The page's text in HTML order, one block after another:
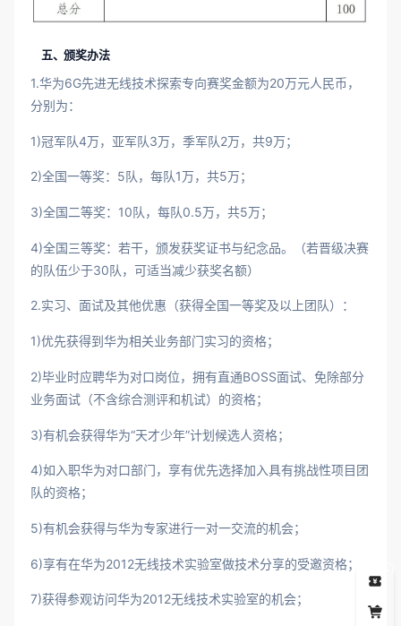
五、颁奖办法
1.华为6G先进无线技术探索专向赛奖金额为20万元人民币，
分别为：
1)冠军队4万，亚军队3万，季军队2万，共9万；
2)全国一等奖：5队，每队1万，共5万；
3)全国二等奖：10队，每队0.5万，共5万；
4)全国三等奖：若干，颁发获奖证书与纪念品。（若晋级决赛
的队伍少于30队，可适当减少获奖名额）
2.实习、面试及其他优惠（获得全国一等奖及以上团队）：
1)优先获得到华为相关业务部门实习的资格；
2)毕业时应聘华为对口岗位，拥有直通BOSS面试、免除部分
业务面试（不含综合测评和机试）的资格；
3)有机会获得华为“天才少年”计划候选人资格；
4)如入职华为对口部门，享有优先选择加入具有挑战性项目团
队的资格；
5)有机会获得与华为专家进行一对一交流的机会；
6)享有在华为2012无线技术实验室做技术分享的受邀资格；
7)获得参观访问华为2012无线技术实验室的机会；